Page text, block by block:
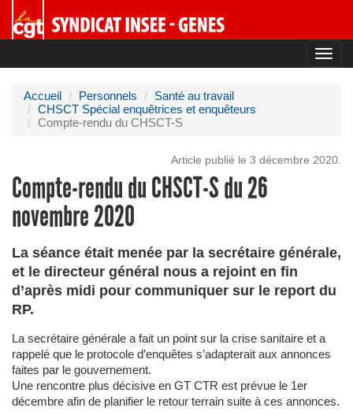
Accueil Personnels
Santé au travail
CHSCT Spécial enquêtrices et enquêteurs
Compte-rendu du CHSCT-S
Article publié le 3 décembre 2020.
Compte-rendu du CHSCT-S du 26
novembre 2020
La séance était menée par la secrétaire générale,
et le directeur général nous a rejoint en fin
d’après midi pour communiquer sur le report du
RP.
La secrétaire générale a fait un point sur la crise sanitaire et a
rappelé que le protocole d’enquêtes s’adapterait aux annonces
faites par le gouvernement.
Une rencontre plus décisive en GT CTR est prévue le 1er
décembre afin de planifier le retour terrain suite à ces annonces.